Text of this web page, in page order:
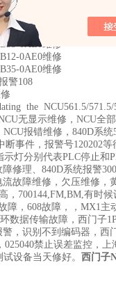
0AE1维修
修
0AA0维修
0AE0维修
0AE0维修
0AE0维修
警108
the NCU561.5/
无显示维修，NCU全
报错维修，840D系
断事件，报警号120202
灯分别代表PLC停止和
障修理、840D系统报警
故障维修，欠压维修，
，700144,FM,BM,有时
障，608故障，，MX1
数据传输故障，西门子
，识别不到编码器，西
禁止误差监控，
设备当天修好。 西门子